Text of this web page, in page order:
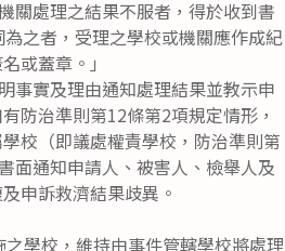
關處理之結果不服者，得於收到書
之者，受理之學校或機關應作成紀
或蓋章。」
事實及理由通知處理結果並教示申
防治準則第12條第2項規定情形，
校（即議處權責學校，防治準則第
面通知申請人、被害人、檢舉人及
申訴救濟結果歧異。
學校，維持由事件管轄學校將處理